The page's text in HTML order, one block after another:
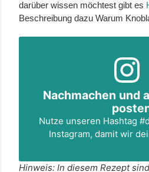
darüber wissen möchtest gibt es
Beschreibung dazu Warum
Nachmachen und
Nutze unseren Hashtag
Instagram, damit wir
Hinweis: In diesem Rezept sind Affiliate-Links